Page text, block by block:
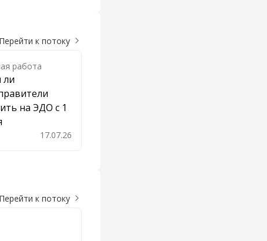
Перейти к потоку
работа
ли
на ЭДО с 1
в закладки
17.07.26
Перейти к потоку